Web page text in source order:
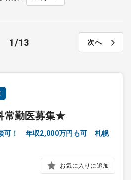
1 13 次へ
常勤医募集★
可！ 年収2,000万円も可 札幌
お気に入りに追加